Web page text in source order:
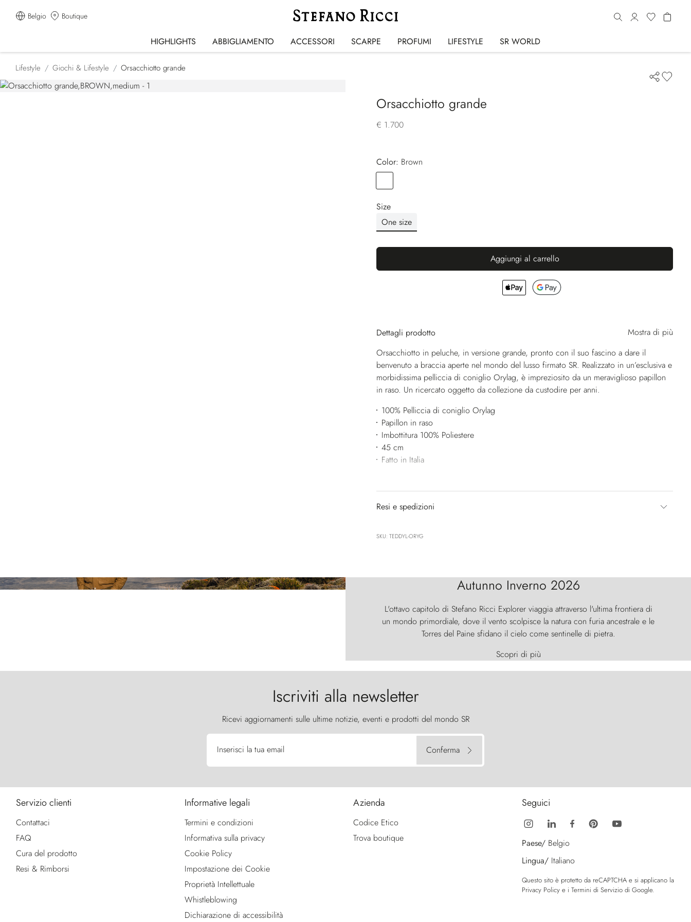
Belgio Boutique
HIGHLIGHTS ABBIGLIAMENTO ACCESSORI SCARPE PROFUMI LIFESTYLE SR WORLD
Lifestyle Giochi & Lifestyle Orsacchiotto grande
Orsacchiotto grande
€ 1.700
Color:
brown
Size
One size
Aggiungi al carrello
Dettagli prodotto
Mostra di più
Orsacchiotto in peluche, in versione grande, pronto con il suo fascino a dare il
benvenuto a braccia aperte nel mondo del lusso firmato SR. Realizzato in un’esclusiva e
morbidissima pelliccia di coniglio Orylag, è impreziosito da un meraviglioso papillon
in raso. Un ricercato oggetto da collezione da custodire per anni.
100% Pelliccia di coniglio Orylag
Papillon in raso
Imbottitura 100% Poliestere
45 cm
Fatto in Italia
Resi e spedizioni
SKU: TEDDYL-ORYG
Autunno Inverno 2026
L'ottavo capitolo di Stefano Ricci Explorer viaggia attraverso l'ultima frontiera di
un mondo primordiale, dove il vento scolpisce la natura con furia ancestrale e le
Torres del Paine sfidano il cielo come sentinelle di pietra.
Scopri di più
Iscriviti alla newsletter
Ricevi aggiornamenti sulle ultime notizie, eventi e prodotti del mondo SR
Inserisci la tua email Conferma
Servizio clienti
Contattaci
FAQ
Cura del prodotto
Resi & Rimborsi
Informative legali
Termini e condizioni
Informativa sulla privacy
Cookie Policy
Impostazione dei Cookie
Proprietà Intellettuale
Whistleblowing
Dichiarazione di accessibilità
Azienda
Codice Etico
Trova boutique
Seguici
Paese/ Belgio
Lingua/ Italiano
Questo sito è protetto da reCAPTCHA e si applicano la
Privacy Policy e i Termini di Servizio di Google.